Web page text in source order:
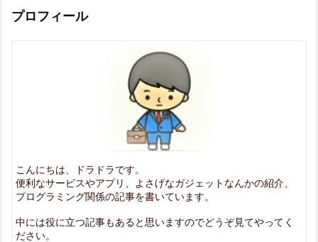
プロフィール
こんにちは、ドラドラです。
便利なサービスやアプリ、よさげなガジェットなんかの紹介、
プログラミング関係の記事を書いています。
中には役に立つ記事もあると思いますのでどうぞ見てやってく
ださい。